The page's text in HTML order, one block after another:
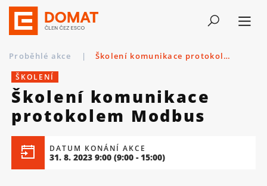
Proběhlé akce | Školení komunikace protokolem Modbus
ŠKOLENÍ
Školení komunikace
protokolem Modbus
DATUM KONÁNÍ AKCE
31. 8. 2023 9:00 (9:00 - 15:00)